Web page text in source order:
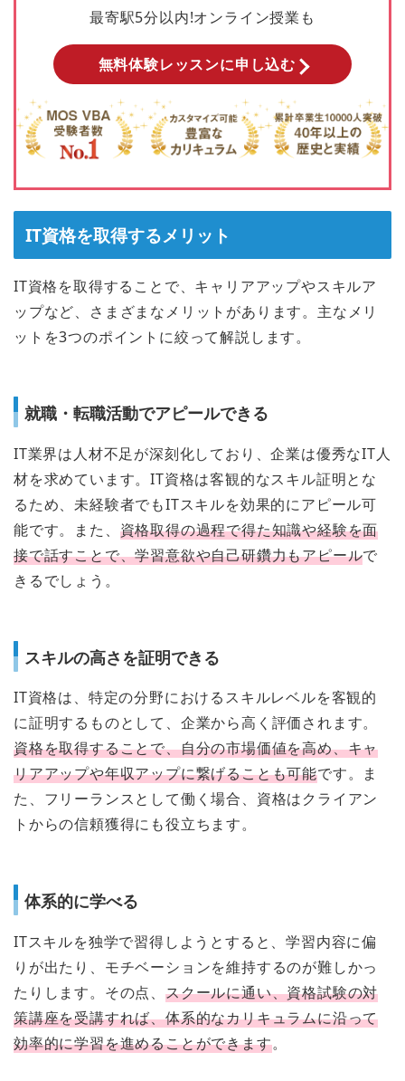
最寄駅5分以内!オンライン授業も
無料体験レッスンに申し込む
IT資格を取得するメリット
IT資格を取得することで、キャリアアップやスキルア
ップなど、さまざまなメリットがあります。主なメリ
ットを3つのポイントに絞って解説します。
就職・転職活動でアピールできる
IT業界は人材不足が深刻化しており、企業は優秀なIT人
材を求めています。IT資格は客観的なスキル証明とな
るため、未経験者でもITスキルを効果的にアピール可
能です。また、 資格取得の過程で得た知識や経験を面
接で話すことで、学習意欲や自己研鑽力もアピールで
きるでしょう。
スキルの高さを証明できる
IT資格は、特定の分野におけるスキルレベルを客観的
に証明するものとして、企業から高く評価されます。
資格を取得することで、自分の市場価値を高め、キャ
リアアップや年収アップに繋げることも可能です。ま
た、フリーランスとして働く場合、資格はクライアン
トからの信頼獲得にも役立ちます。
体系的に学べる
ITスキルを独学で習得しようとすると、学習内容に偏
りが出たり、モチベーションを維持するのが難しかっ
たりします。その点、 スクールに通い、資格試験の対
策講座を受講すれば、体系的なカリキュラムに沿って
効率的に学習を進めることができます。